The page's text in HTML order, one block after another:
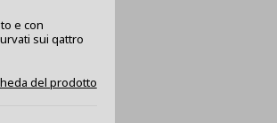
e con
sui qattro
del prodotto